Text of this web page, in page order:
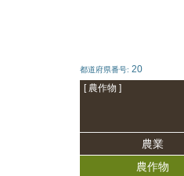
都道府県番号: 20
[ 農作物 ]
農業
農作物